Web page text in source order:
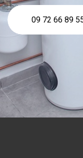
09 72 66 89